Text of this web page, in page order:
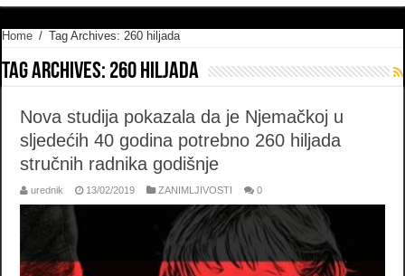
Home / Tag Archives: 260 hiljada
Tag Archives: 260 hiljada
Nova studija pokazala da je Njemačkoj u
sljedećih 40 godina potrebno 260 hiljada
stručnih radnika godišnje
urednik 13/02/2019 ZANIMLJIVOSTI 0